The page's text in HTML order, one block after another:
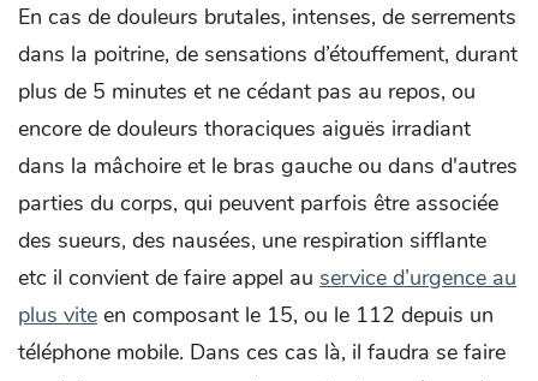
En cas de douleurs brutales, intenses, de serrements
dans la poitrine, de sensations d’étouffement, durant
plus de 5 minutes et ne cédant pas au repos, ou
encore de douleurs thoraciques aiguës irradiant
dans la mâchoire et le bras gauche ou dans d'autres
parties du corps, qui peuvent parfois être associée
des sueurs, des nausées, une respiration sifflante
etc il convient de faire appel au service d’urgence au
plus vite en composant le 15, ou le 112 depuis un
téléphone mobile. Dans ces cas là, il faudra se faire